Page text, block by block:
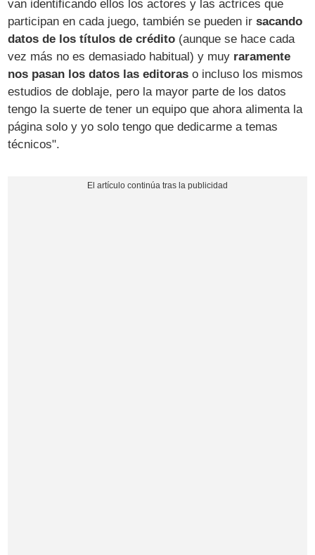
van identificando ellos los actores y las actrices que
participan en cada juego, también se pueden irsacando
datos de los títulos de crédito (aunque se hace cada
vez más no es demasiado habitual) y muy raramente
nos pasan los datos las editoraso incluso los mismos
estudios de doblaje, pero la mayor parte de los datos
tengo la suerte de tener un equipo que ahora alimenta la
página solo y yo solo tengo que dedicarme a temas
técnicos".